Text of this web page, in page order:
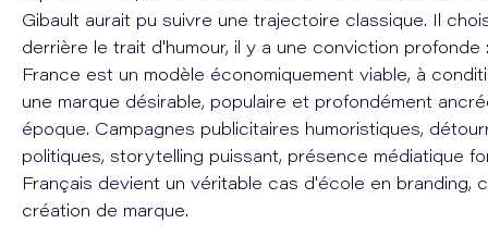
Gibault aurait pu suivre une trajectoire classique. Il
derrière le trait d'humour, il y a une conviction profonde
France est un modèle économiquement viable, à
une marque désirable, populaire et profondément
époque. Campagnes publicitaires humoristiques,
politiques, storytelling puissant, présence médiatique
Français devient un véritable cas d'école en branding,
création de marque.